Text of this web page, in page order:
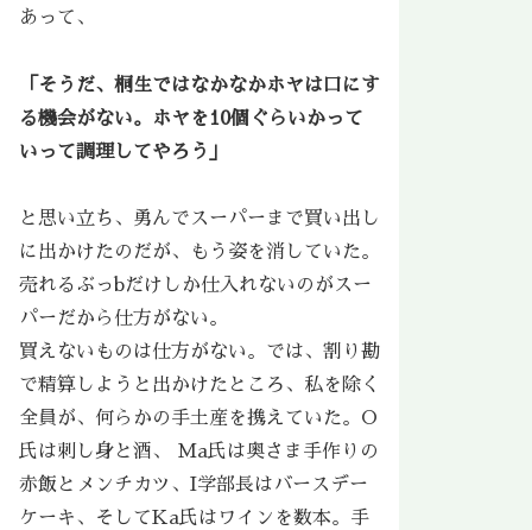
あって、
「そうだ、桐生ではなかなかホヤは口にす
る機会がない。ホヤを10個ぐらいかって
いって調理してやろう」
と思い立ち、勇んでスーパーまで買い出し
に出かけたのだが、もう姿を消していた。
売れるぶっbだけしか仕入れないのがスー
パーだから仕方がない。
買えないものは仕方がない。では、割り勘
で精算しようと出かけたところ、私を除く
全員が、何らかの手土産を携えていた。O
氏は刺し身と酒、 Ma氏は奥さま手作りの
赤飯とメンチカツ、I学部長はバースデー
ケーキ、そしてKa氏はワインを数本。手